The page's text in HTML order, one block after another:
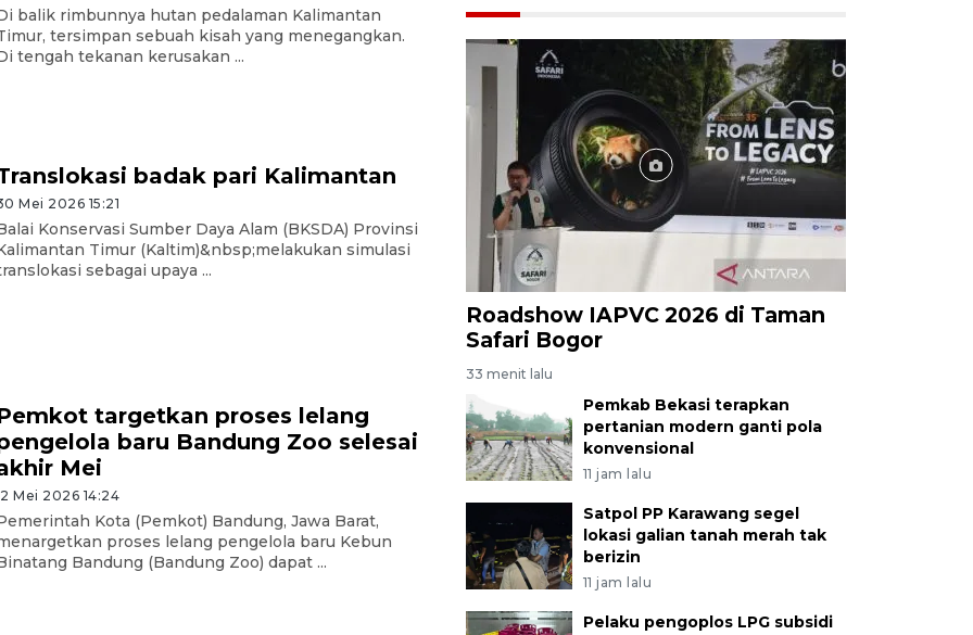
balik rimbunnya hutan pedalaman Kalimantan
tersimpan sebuah kisah yang menegangkan.
tengah tekanan kerusakan ...
badak pari Kalimantan
Mei 2026 15:21
Konservasi Sumber Daya Alam (BKSDA) Provinsi
Timur (Kaltim)&nbsp;melakukan simulasi
sebagai upaya ...
targetkan proses lelang
baru Bandung Zoo selesai
Mei
Mei 2026 14:24
Kota (Pemkot) Bandung, Jawa Barat,
proses lelang pengelola baru Kebun
Bandung (Bandung Zoo) dapat ...
Roadshow IAPVC 2026 di Taman
Safari Bogor
33 menit lalu
Pemkab Bekasi terapkan
pertanian modern ganti pola
konvensional
11 jam lalu
Satpol PP Karawang segel
lokasi galian tanah merah tak
berizin
11 jam lalu
Pelaku pengoplos LPG subsidi